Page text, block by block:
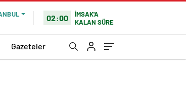
02:00
İMSAK'A
KALAN SÜRE
Gazeteler